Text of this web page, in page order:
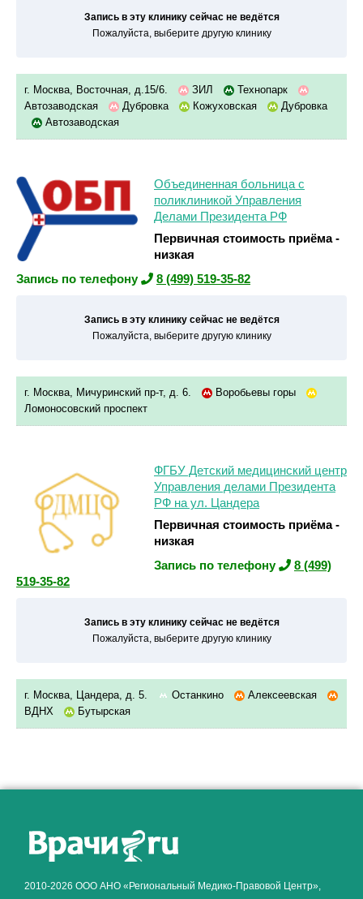
Запись в эту клинику сейчас не ведётся
Пожалуйста, выберите другую клинику
г. Москва, Восточная, д.15/6. ЗИЛ
Технопарк
Автозаводская
Дубровка Кожуховская
Дубровка
Автозаводская
Объединенная больница с
поликлиникой Управления
Делами Президента РФ
Первичная стоимость приёма -
низкая
Запись по телефону
8 (499) 519-35-82
Запись в эту клинику сейчас не ведётся
Пожалуйста, выберите другую клинику
г. Москва, Мичуринский пр-т, д. 6.
Воробьевы горы
Ломоносовский проспект
ФГБУ Детский медицинский центр
Управления делами Президента
РФ на ул. Цандера
Первичная стоимость приёма -
низкая
Запись по телефону
8 (499)
519-35-82
Запись в эту клинику сейчас не ведётся
Пожалуйста, выберите другую клинику
г. Москва, Цандера, д. 5. Останкино
Алексеевская
ВДНХ
Бутырская
2010-2026 ООО АНО «Региональный Медико-Правовой Центр»,